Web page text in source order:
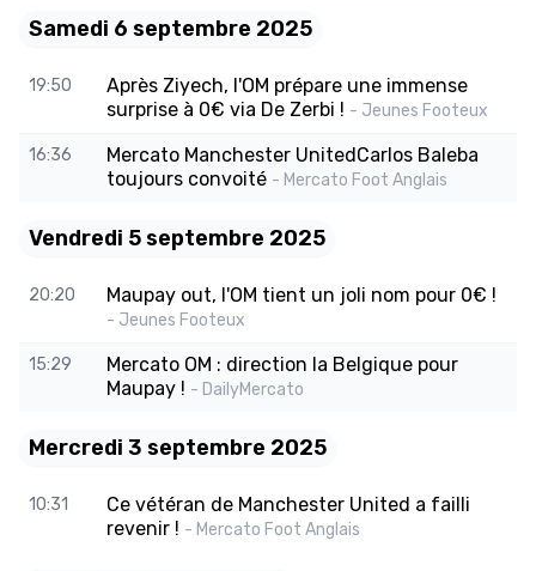
Samedi 6 septembre 2025
19:50
Après Ziyech, l'OM prépare une immense
surprise à 0€ via De Zerbi ! - Jeunes Footeux
16:36
Mercato Manchester UnitedCarlos Baleba
toujours convoité - Mercato Foot Anglais
Vendredi 5 septembre 2025
20:20 Maupay out, l'OM tient un joli nom pour 0€ !
- Jeunes Footeux
15:29
Mercato OM : direction la Belgique pour
Maupay ! - DailyMercato
Mercredi 3 septembre 2025
10:31
Ce vétéran de Manchester United a failli
revenir ! - Mercato Foot Anglais